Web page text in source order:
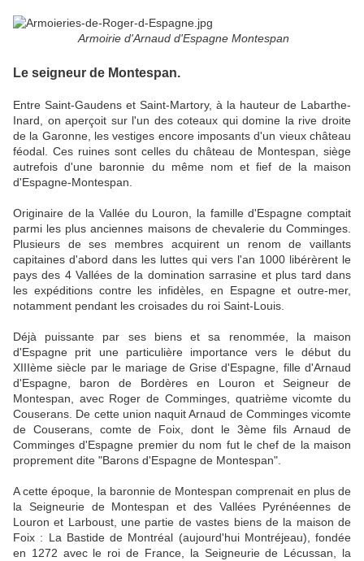
Armoirie d'Arnaud d'Espagne Montespan
Le seigneur de Montespan.
Entre Saint-Gaudens et Saint-Martory, à la hauteur de Labarthe-
Inard, on aperçoit sur l'un des coteaux qui domine la rive droite
de la Garonne, les vestiges encore imposants d'un vieux château
féodal. Ces ruines sont celles du château de Montespan, siège
autrefois d'une baronnie du même nom et fief de la maison
d'Espagne-Montespan.
Originaire de la Vallée du Louron, la famille d'Espagne comptait
parmi les plus anciennes maisons de chevalerie du Comminges.
Plusieurs de ses membres acquirent un renom de vaillants
capitaines d'abord dans les luttes qui vers l'an 1000 libérèrent le
pays des 4 Vallées de la domination sarrasine et plus tard dans
les expéditions contre les infidèles, en Espagne et outre-mer,
notamment pendant les croisades du roi Saint-Louis.
Déjà puissante par ses biens et sa renommée, la maison
d'Espagne prit une particulière importance vers le début du
XIIIème siècle par le mariage de Grise d'Espagne, fille d'Arnaud
d'Espagne, baron de Bordères en Louron et Seigneur de
Montespan, avec Roger de Comminges, quatrième vicomte du
Couserans. De cette union naquit Arnaud de Comminges vicomte
de Couserans, comte de Foix, dont le 3ème fils Arnaud de
Comminges d'Espagne premier du nom fut le chef de la maison
proprement dite "Barons d'Espagne de Montespan".
A cette époque, la baronnie de Montespan comprenait en plus de
la Seigneurie de Montespan et des Vallées Pyrénéennes de
Louron et Larboust, une partie de vastes biens de la maison de
Foix : La Bastide de Montréal (aujourd'hui Montréjeau), fondée
en 1272 avec le roi de France, la Seigneurie de Lécussan, la